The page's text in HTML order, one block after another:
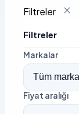
Filtreler
Filtreler
Markalar
Fiyat aralığı